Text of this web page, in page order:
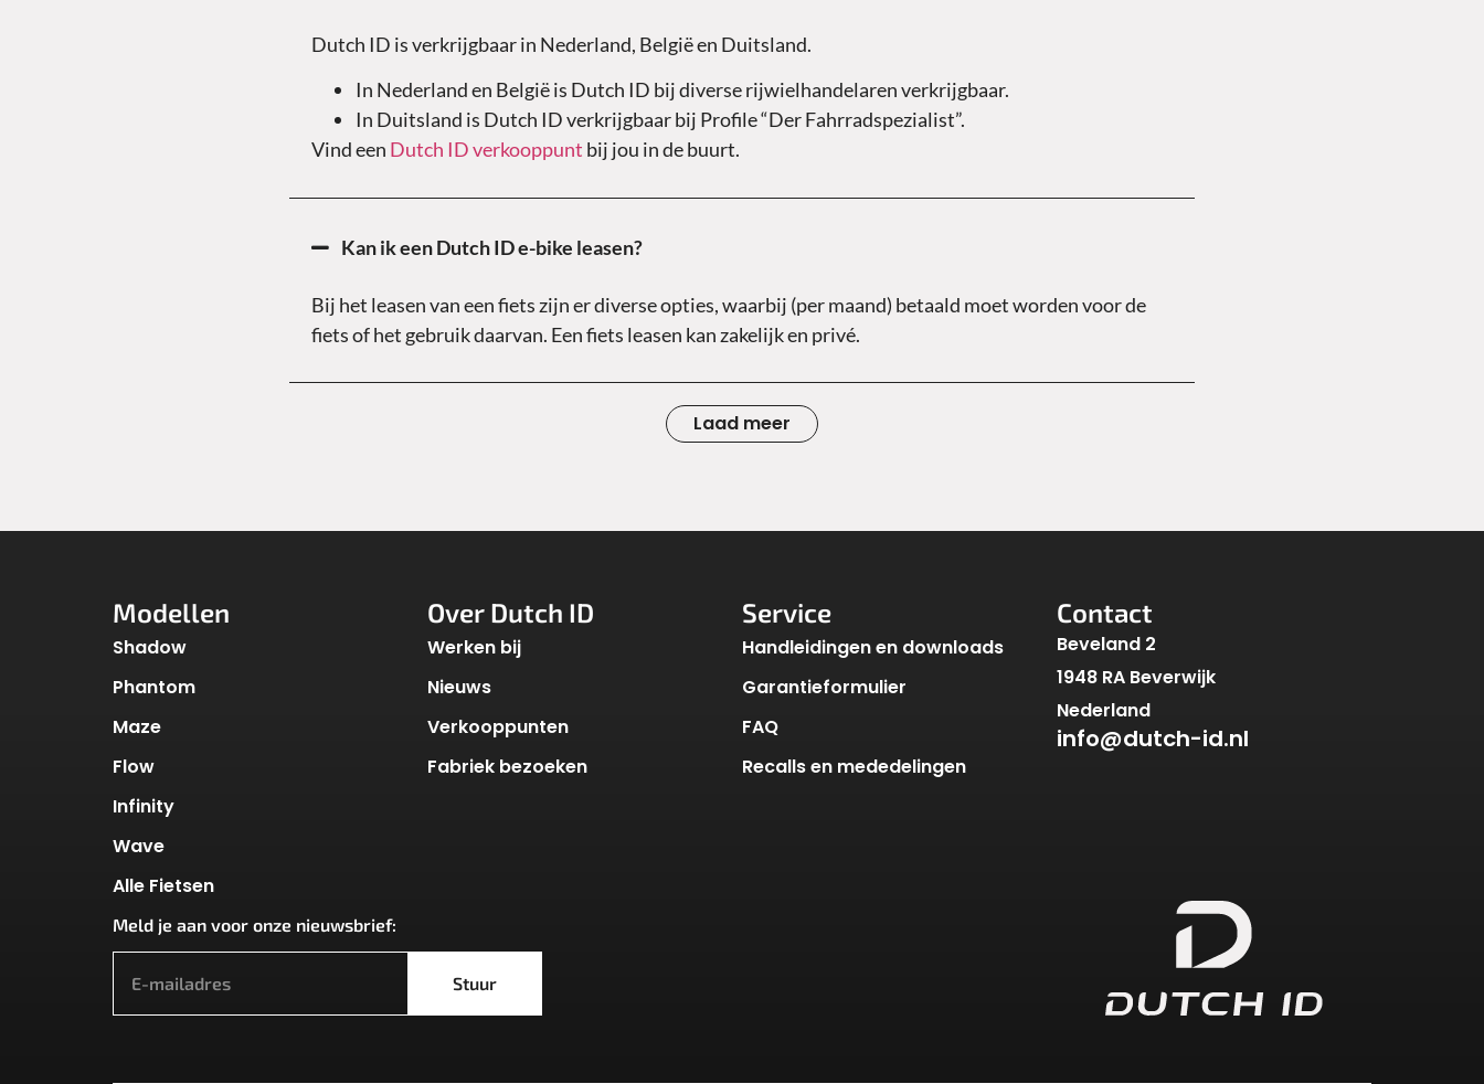
Dutch ID is verkrijgbaar in Nederland, België en Duitsland.
In Nederland en België is Dutch ID bij diverse rijwielhandelaren verkrijgbaar.
In Duitsland is Dutch ID verkrijgbaar bij Profile “Der Fahrradspezialist”.
Vind een Dutch ID verkooppunt bij jou in de buurt.
Kan ik een Dutch ID e-bike leasen?
Bij het leasen van een fiets zijn er diverse opties, waarbij (per maand) betaald moet worden voor de
fiets of het gebruik daarvan. Een fiets leasen kan zakelijk en privé.
Laad meer
Modellen
Shadow
Phantom
Maze
Flow
Infinity
Wave
Alle Fietsen
Over Dutch ID
Werken bij
Nieuws
Verkooppunten
Fabriek bezoeken
Meld je aan voor onze nieuwsbrief:
Stuur
Service
Handleidingen en downloads
Garantieformulier
FAQ
Recalls en mededelingen
Contact
Beveland 2
1948 RA Beverwijk
Nederland
info@dutch-id.nl